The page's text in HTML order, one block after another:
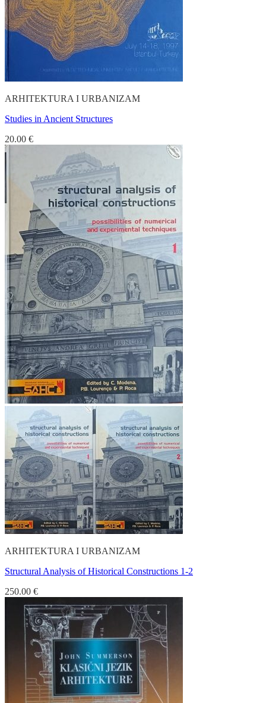
ARHITEKTURA I URBANIZAM
Studies in Ancient Structures
20.00 €
ARHITEKTURA I URBANIZAM
Structural Analysis of Historical Constructions 1-2
250.00 €